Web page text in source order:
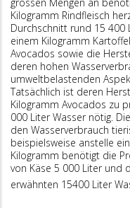
Kilogramm Rindfleisch
Durchschnitt rund 15 400
einem Kilogramm
Avocados sowie die
deren hohen
umweltbelastenden
Tatsächlich ist deren
Kilogramm Avocados zu
000 Liter Wasser nötig.
den Wasserverbrauch
beispielsweise anstelle
Kilogramm benötigt die
von Käse 5 000 Liter und
erwähnten 15400 Liter